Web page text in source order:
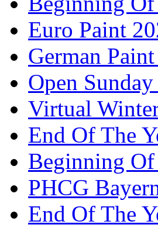
Euro Paint
German
Open
Virtual
End Of The
Beginning
PHCG
End Of The